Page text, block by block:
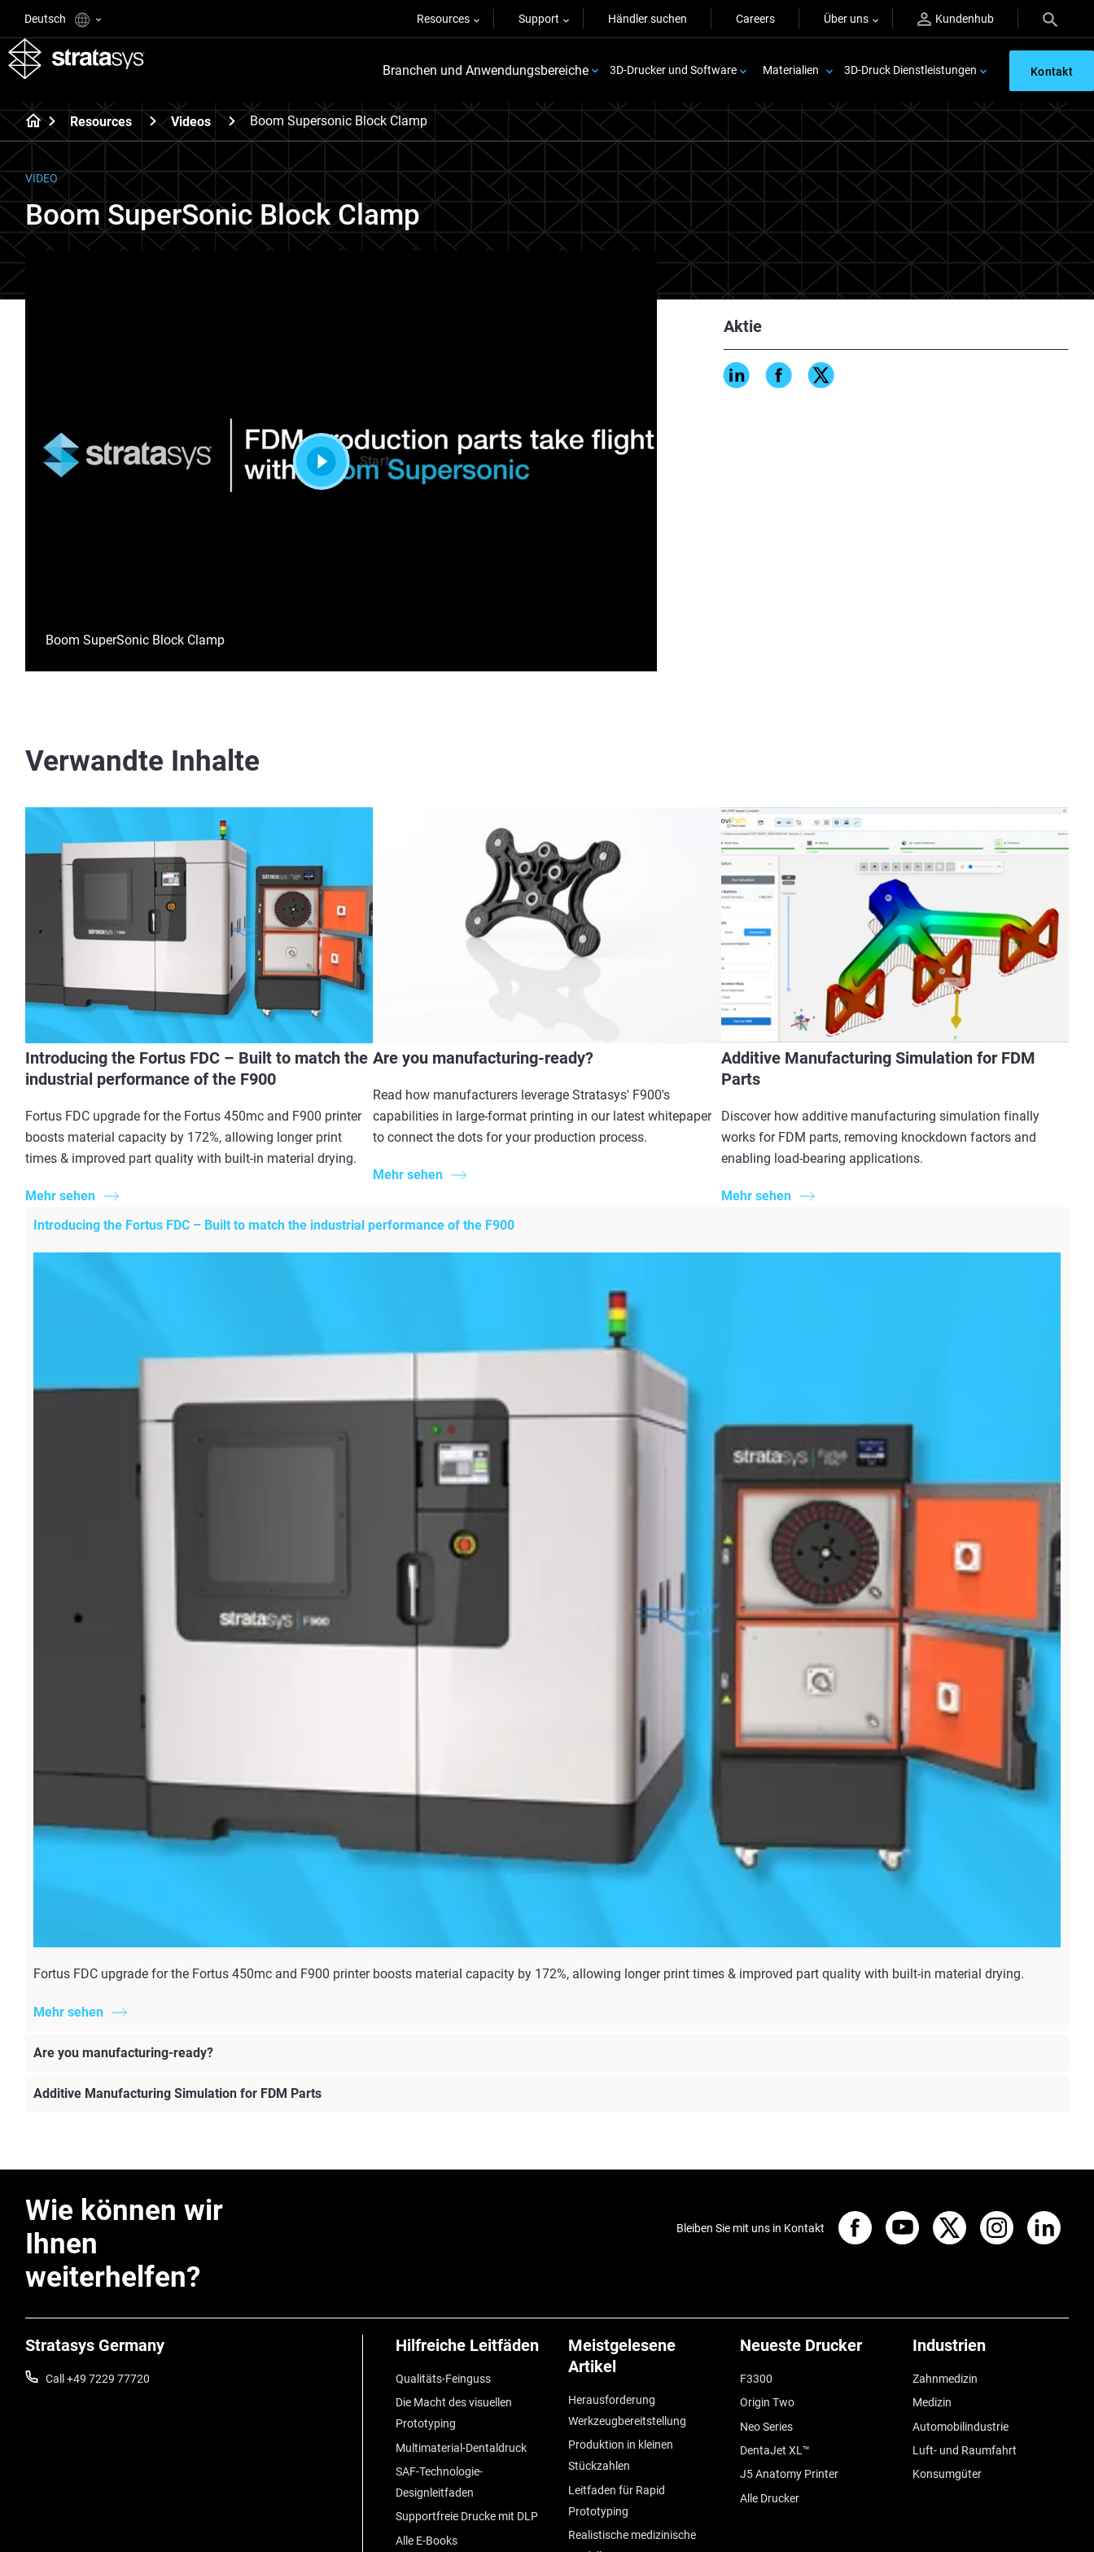
Deutsch Resources Support Händler suchen Careers Über uns Kundenhub
Branchen und Anwendungsbereiche 3D-Drucker und Software Materialien 3D-Druck Dienstleistungen Kontakt
Resources Videos Boom Supersonic Block Clamp
VIDEO
Boom SuperSonic Block Clamp
Aktie
Start
Boom SuperSonic Block Clamp
Verwandte Inhalte
Introducing the Fortus FDC – Built to match the
industrial performance of the F900
Fortus FDC upgrade for the Fortus 450mc and F900 printer
boosts material capacity by 172%, allowing longer print
times & improved part quality with built-in material drying.
Mehr sehen
Are you manufacturing-ready?
Read how manufacturers leverage Stratasys' F900's
capabilities in large-format printing in our latest whitepaper
to connect the dots for your production process.
Mehr sehen
Additive Manufacturing Simulation for FDM
Parts
Discover how additive manufacturing simulation finally
works for FDM parts, removing knockdown factors and
enabling load-bearing applications.
Mehr sehen
Introducing the Fortus FDC – Built to match the industrial performance of the F900
Fortus FDC upgrade for the Fortus 450mc and F900 printer boosts material capacity by 172%, allowing longer print times & improved part quality with built-in material drying.
Mehr sehen
Are you manufacturing-ready?
Additive Manufacturing Simulation for FDM Parts
Wie können wir
Ihnen
weiterhelfen?
Stratasys Germany
Call +49 7229 77720
Hilfreiche Leitfäden
Qualitäts-Feinguss
Die Macht des visuellen
Prototyping
Multimaterial-Dentaldruck
SAF-Technologie-
Designleitfaden
Supportfreie Drucke mit DLP
Alle E-Books
Meistgelesene
Artikel
Herausforderung
Werkzeugbereitstellung
Produktion in kleinen
Stückzahlen
Leitfaden für Rapid
Prototyping
Realistische medizinische
Neueste Drucker
F3300
Origin Two
Neo Series
DentaJet XL™
J5 Anatomy Printer
Alle Drucker
Industrien
Zahnmedizin
Medizin
Automobilindustrie
Luft- und Raumfahrt
Konsumgüter
Bleiben Sie mit uns in Kontakt